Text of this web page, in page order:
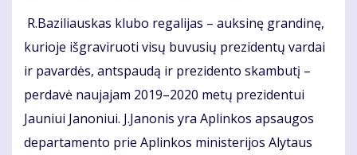
R.Ba­zi­liaus­kas klu­bo re­ga­li­jas – auk­si­nę gran­di­nę,
ku­rio­je iš­gra­vi­ruo­ti vi­sų bu­vu­sių pre­zi­den­tų var­dai
ir pa­var­dės, ant­spau­dą ir pre­zi­den­to skam­bu­tį –
per­da­vė nau­ja­jam 2019–2020 me­tų pre­zi­den­tui
Jauniui Ja­no­niui. J.Ja­no­nis yra Ap­lin­kos ap­sau­gos
de­par­ta­men­to prie Ap­lin­kos mi­nis­te­ri­jos Aly­taus